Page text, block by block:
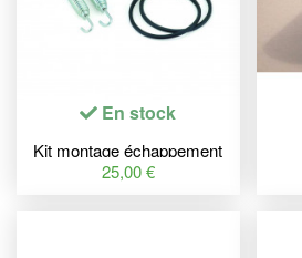
En stock
Kit montage échappement
BOLT Yamaha YZ250
25,00 €